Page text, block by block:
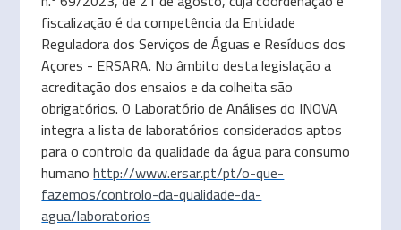
fiscalização é da competência da Entidade
Reguladora dos Serviços de Águas e Resíduos dos
Açores - ERSARA. No âmbito desta legislação a
acreditação dos ensaios e da colheita são
obrigatórios. O Laboratório de Análises do INOVA
integra a lista de laboratórios considerados aptos
para o controlo da qualidade da água para consumo
humanohttp://www.ersar.pt/pt/o-que-
fazemos/controlo-da-qualidade-da-
agua/laboratorios